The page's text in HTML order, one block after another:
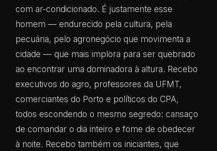
com ar-condicionado. É justamente esse
homem — endurecido pela cultura, pela
pecuária, pelo agronegócio que movimenta a
cidade — que mais implora para ser quebrado
ao encontrar uma dominadora à altura. Recebo
executivos do agro, professores da UFMT,
comerciantes do Porto e políticos do CPA,
todos escondendo o mesmo segredo: cansaço
de comandar o dia inteiro e fome de obedecer
à noite. Recebo também os iniciantes, que